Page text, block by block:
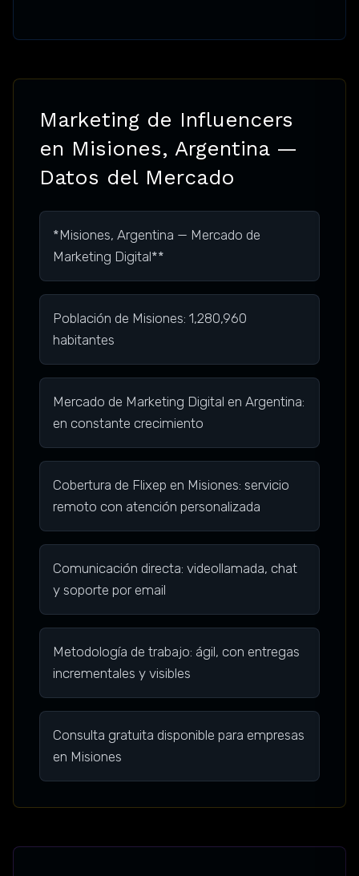
Marketing de Influencers
en Misiones, Argentina —
Datos del Mercado
*Misiones, Argentina — Mercado de
Marketing Digital**
Población de Misiones: 1,280,960
habitantes
Mercado de Marketing Digital en Argentina:
en constante crecimiento
Cobertura de Flixep en Misiones: servicio
remoto con atención personalizada
Comunicación directa: videollamada, chat
y soporte por email
Metodología de trabajo: ágil, con entregas
incrementales y visibles
Consulta gratuita disponible para empresas
en Misiones